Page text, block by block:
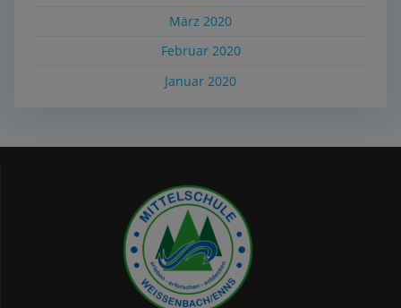
März 2020
Februar 2020
Januar 2020